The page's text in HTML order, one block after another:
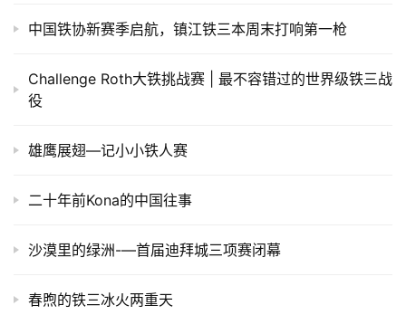
中国铁协新赛季启航，镇江铁三本周末打响第一枪
Challenge Roth大铁挑战赛 | 最不容错过的世界级铁三战
役
雄鹰展翅—记小小铁人赛
二十年前Kona的中国往事
沙漠里的绿洲-—首届迪拜城三项赛闭幕
春煦的铁三冰火两重天